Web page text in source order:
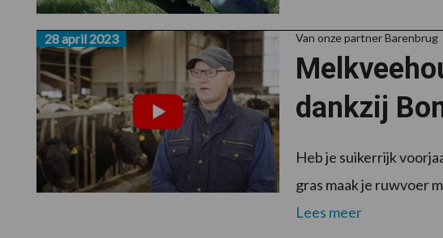
Van onze partner Barenbrug
dankzij
28 april 2023
Heb je suikerrijk
gras maak je ruwvoer
Lees meer